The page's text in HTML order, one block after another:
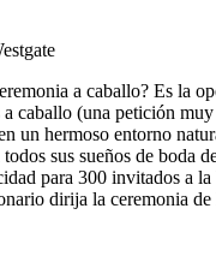
a caballo? Es la
caballo (una petición
un hermoso entorno
sus sueños de boda
para 300 invitados a
dirija la ceremonia